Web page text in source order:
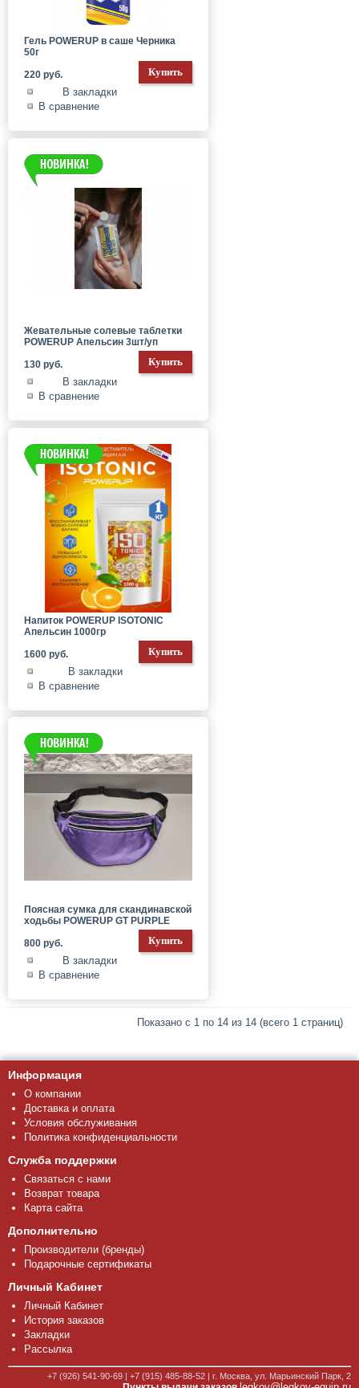
Гель POWERUP в саше Черника
50г
220 руб.
В закладки
В сравнение
Жевательные солевые таблетки
POWERUP Апельсин 3шт/уп
130 руб.
В закладки
В сравнение
Напиток POWERUP ISOTONIC
Апельсин 1000гр
1600 руб.
В закладки
В сравнение
Поясная сумка для скандинавской
ходьбы POWERUP GT PURPLE
800 руб.
В закладки
В сравнение
Показано с 1 по 14 из 14 (всего 1 страниц)
Информация
О компании
Доставка и оплата
Условия обслуживания
Политика конфиденциальности
Служба поддержки
Связаться с нами
Возврат товара
Карта сайта
Дополнительно
Производители (бренды)
Подарочные сертификаты
Личный Кабинет
Личный Кабинет
История заказов
Закладки
Рассылка
+7 (926) 541-90-69 | +7 (915) 485-88-52 | г. Москва, ул. Марьинский Парк, 2